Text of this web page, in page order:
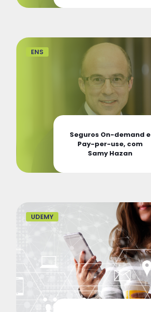
ENS
Seguros On-demand e
Pay-per-use, com
Samy Hazan
UDEMY